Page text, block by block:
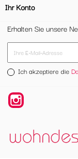
Ihr Konto
Erhalten Sie unsere
Ich akzeptiere die